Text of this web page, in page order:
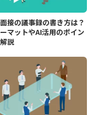
接の議事録の書き方は？
マットやAI活用のポイン
説